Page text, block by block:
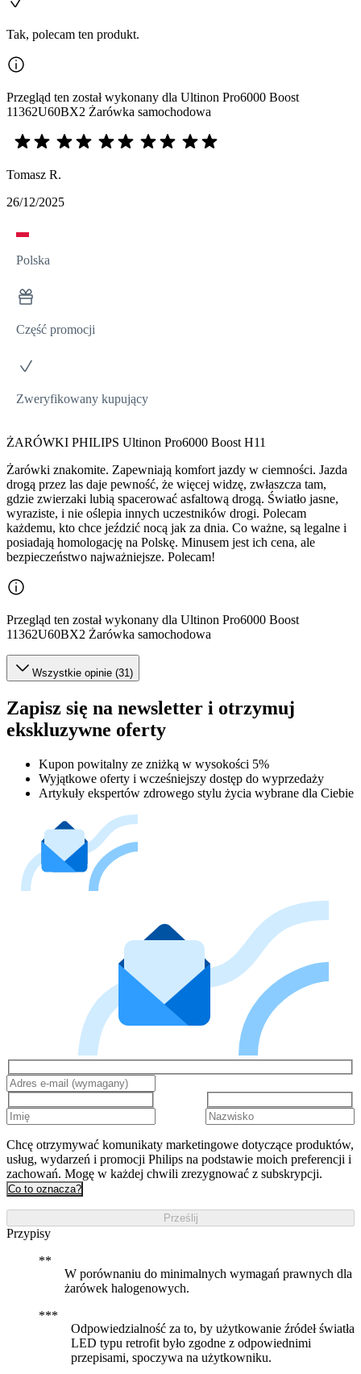
Tak, polecam ten produkt.
Przegląd ten został wykonany dla Ultinon Pro6000 Boost
11362U60BX2 Żarówka samochodowa
Tomasz R.
26/12/2025
Polska
Część promocji
Zweryfikowany kupujący
ŻARÓWKI PHILIPS Ultinon Pro6000 Boost H11
Żarówki znakomite. Zapewniają komfort jazdy w ciemności. Jazda
drogą przez las daje pewność, że więcej widzę, zwłaszcza tam,
gdzie zwierzaki lubią spacerować asfaltową drogą. Światło jasne,
wyraziste, i nie oślepia innych uczestników drogi. Polecam
każdemu, kto chce jeździć nocą jak za dnia. Co ważne, są legalne i
posiadają homologację na Polskę. Minusem jest ich cena, ale
bezpieczeństwo najważniejsze. Polecam!
Przegląd ten został wykonany dla Ultinon Pro6000 Boost
11362U60BX2 Żarówka samochodowa
Wszystkie opinie (31)
Zapisz się na newsletter i otrzymuj
ekskluzywne oferty
Kupon powitalny ze zniżką w wysokości 5%
Wyjątkowe oferty i wcześniejszy dostęp do wyprzedaży
Artykuły ekspertów zdrowego stylu życia wybrane dla Ciebie
Chcę otrzymywać komunikaty marketingowe dotyczące produktów,
usług, wydarzeń i promocji Philips na podstawie moich preferencji i
zachowań. Mogę w każdej chwili zrezygnować z subskrypcji.
Co to oznacza?
Prześlij
Przypisy
W porównaniu do minimalnych wymagań prawnych dla
żarówek halogenowych.
Odpowiedzialność za to, by użytkowanie źródeł światła
LED typu retrofit było zgodne z odpowiednimi
przepisami, spoczywa na użytkowniku.